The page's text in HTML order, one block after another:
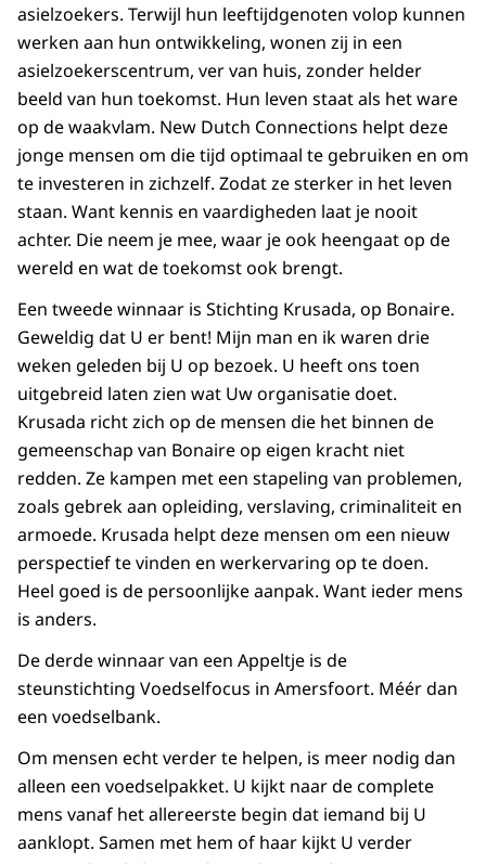
asielzoekers. Terwijl hun leeftijdgenoten volop kunnen
werken aan hun ontwikkeling, wonen zij in een
asielzoekerscentrum, ver van huis, zonder helder
beeld van hun toekomst. Hun leven staat als het ware
op de waakvlam. New Dutch Connections helpt deze
jonge mensen om die tijd optimaal te gebruiken en om
te investeren in zichzelf. Zodat ze sterker in het leven
staan. Want kennis en vaardigheden laat je nooit
achter. Die neem je mee, waar je ook heengaat op de
wereld en wat de toekomst ook brengt.
Een tweede winnaar is Stichting Krusada, op Bonaire.
Geweldig dat U er bent! Mijn man en ik waren drie
weken geleden bij U op bezoek. U heeft ons toen
uitgebreid laten zien wat Uw organisatie doet.
Krusada richt zich op de mensen die het binnen de
gemeenschap van Bonaire op eigen kracht niet
redden. Ze kampen met een stapeling van problemen,
zoals gebrek aan opleiding, verslaving, criminaliteit en
armoede. Krusada helpt deze mensen om een nieuw
perspectief te vinden en werkervaring op te doen.
Heel goed is de persoonlijke aanpak. Want ieder mens
is anders.
De derde winnaar van een Appeltje is de
steunstichting Voedselfocus in Amersfoort. Méér dan
een voedselbank.
Om mensen echt verder te helpen, is meer nodig dan
alleen een voedselpakket. U kijkt naar de complete
mens vanaf het allereerste begin dat iemand bij U
aanklopt. Samen met hem of haar kijkt U verder